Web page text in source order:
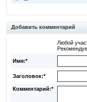
Добавить комментарий
Любой
Имя:*
Заголовок:*
Комментарий:*